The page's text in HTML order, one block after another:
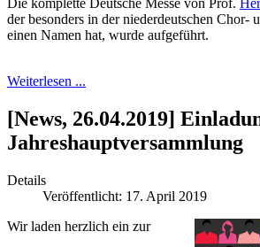
Die komplette Deutsche Messe von Prof.
der besonders in der niederdeutschen Chor-
einen Namen hat, wurde aufgeführt.
Weiterlesen ...
[News, 26.04.2019]
Jahreshauptversammlung
Details
Veröffentlicht: 17. April 2019
Wir laden herzlich ein zur